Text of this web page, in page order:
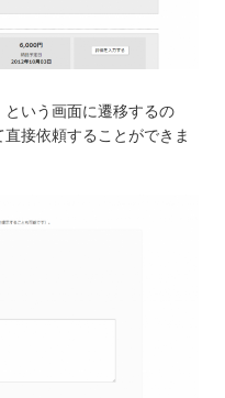
という画面に遷移するの
接依頼することができま